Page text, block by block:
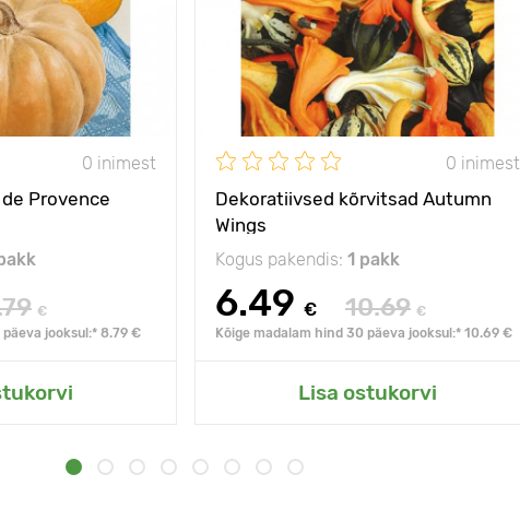
0 inimest
Provence
€
jooksul:* 8.79 €
0 inimest
Dekoratiivsed kõrvitsad Autumn
Wings
Kogus pakendis: 1 pakk
6.49 € 10.69 €
Kõige madalam hind 30 päeva jooksul:* 10.69 €
Lisa ostukorvi